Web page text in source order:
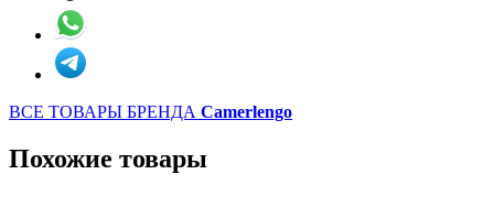
ВСЕ ТОВАРЫ БРЕНДА Camerlengo
Похожие товары